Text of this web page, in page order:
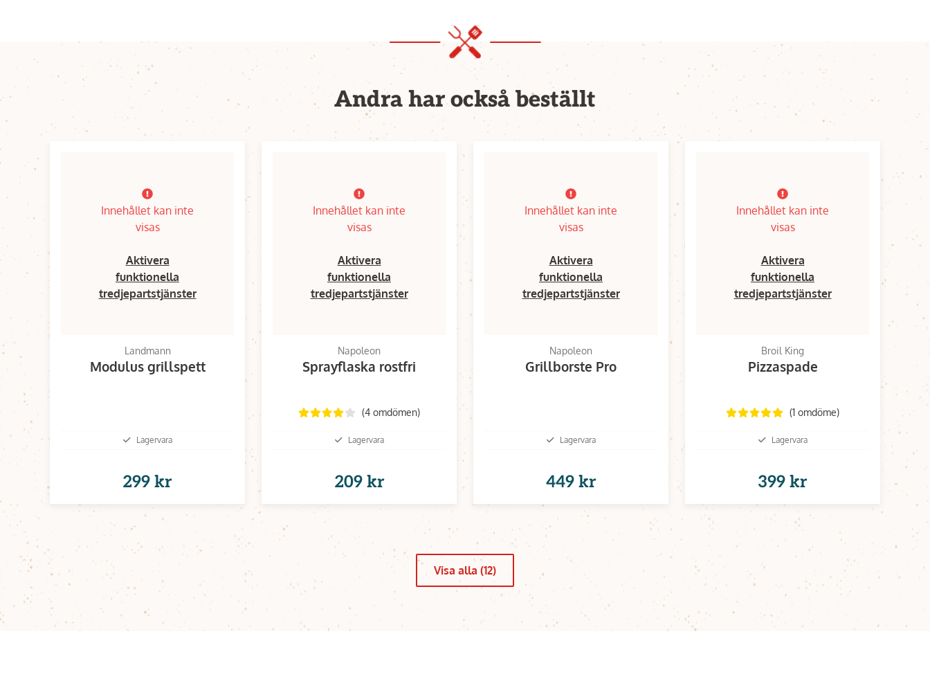
Andra har också beställt
Innehållet kan inte
visas
Aktivera
funktionella
tredjepartstjänster
Landmann
Modulus grillspett
Lagervara
299 kr
Innehållet kan inte
visas
Aktivera
funktionella
tredjepartstjänster
Napoleon
Sprayflaska rostfri
(4 omdömen)
Lagervara
209 kr
Innehållet kan inte
visas
Aktivera
funktionella
tredjepartstjänster
Napoleon
Grillborste Pro
Lagervara
449 kr
Innehållet kan inte
visas
Aktivera
funktionella
tredjepartstjänster
Broil King
Pizzaspade
(1 omdöme)
Lagervara
399 kr
Visa alla (12)